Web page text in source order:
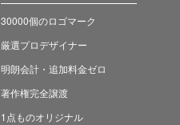
30000個のロゴマーク
厳選プロデザイナー
明朗会計・追加料金ゼロ
著作権完全譲渡
1点ものオリジナル